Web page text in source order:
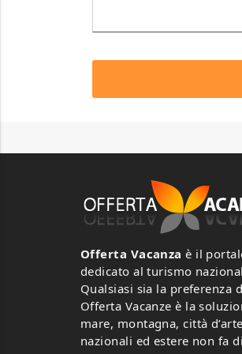
Offerta Vacanza è il
dedicato al turismo
Qualsiasi sia la preferenza
Offerta Vacanze è la
mare, montagna, città
nazionali ed estere non fa